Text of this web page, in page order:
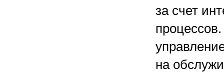
за счет
на